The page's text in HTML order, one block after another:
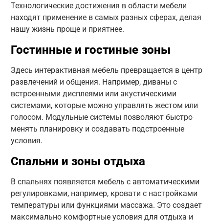
Технологические достижения в области мебели
находят применение в самых разных сферах, делая
нашу жизнь проще и приятнее.
Гостинные и гостиные зоны
Здесь интерактивная мебель превращается в центр
развлечений и общения. Например, диваны с
встроенными дисплеями или акустическими
системами, которые можно управлять жестом или
голосом. Модульные системы позволяют быстро
менять планировку и создавать подстроенные
условия.
Спальни и зоны отдыха
В спальнях появляется мебель с автоматическими
регулировками, например, кровати с настройками
температуры или функциями массажа. Это создает
максимально комфортные условия для отдыха и